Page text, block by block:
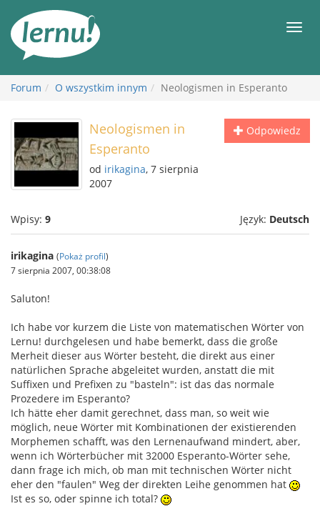
Forum O wszystkim innym Neologismen in Esperanto
Odpowiedz
Neologismen in
Esperanto
od irikagina, 7 sierpnia
2007
Wpisy: 9 Język: Deutsch
irikagina (Pokaż profil)
7 sierpnia 2007, 00:38:08
Saluton!
Ich habe vor kurzem die Liste von matematischen Wörter von
Lernu! durchgelesen und habe bemerkt, dass die große
Merheit dieser aus Wörter besteht, die direkt aus einer
natürlichen Sprache abgeleitet wurden, anstatt die mit
Suffixen und Prefixen zu "basteln": ist das das normale
Prozedere im Esperanto?
Ich hätte eher damit gerechnet, dass man, so weit wie
möglich, neue Wörter mit Kombinationen der existierenden
Morphemen schafft, was den Lernenaufwand mindert, aber,
wenn ich Wörterbücher mit 32000 Esperanto-Wörter sehe,
dann frage ich mich, ob man mit technischen Wörter nicht
eher den "faulen" Weg der direkten Leihe genommen hat
Ist es so, oder spinne ich total?